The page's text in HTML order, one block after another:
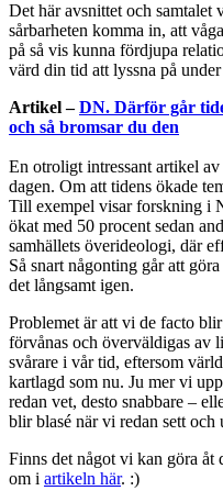
Det här avsnittet och samtalet
sårbarheten komma in, att
på så vis kunna fördjupa
värd din tid att lyssna på
Artikel –DN. Därför går
och så bromsar du den
En otroligt intressant artikel
dagen. Om att tidens ökade
Till exempel visar forskning i
ökat med 50 procent sedan
samhällets överideologi, där
Så snart någonting går att
det långsamt igen.
Problemet är att vi de facto
förvånas och överväldigas av
svårare i vår tid, eftersom
kartlagd som nu. Ju mer vi
redan vet, desto snabbare –
blir blasé när vi redan sett och
Finns det något vi kan göra åt
om i artikeln här. :)